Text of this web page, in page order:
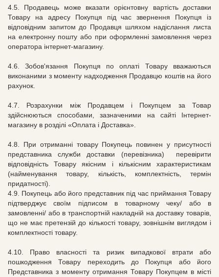
4.5.
Продавець може вказати орієнтовну вартість доставки
Товару на адресу Покупця під час звернення Покупця із
відповідним запитом до Продавця шляхом надіслання листа
на електронну пошту або при оформленні замовлення через
оператора інтернет-магазину.
4.6.
Зобов'язання Покупця по оплаті Товару вважаються
виконаними з моменту надходження Продавцю коштів на його
рахунок.
4.7.
Розрахунки між Продавцем і Покупцем за Товар
здійснюються способами, зазначеними на сайті
Інтернет-
магазину в розділі «Оплата і Доставка».
4.8.
При отриманні товару Покупець повинен у присутності
представника служби доставки (перевізника) перевірити
відповідність Товару якісним і кількісним характеристикам
(найменування товару, кількість, комплектність, термін
придатності).
4.9.
Покупець або його представник під час приймання Товару
підтверджує своїм підписом в товарному чеку/ або в
замовленні/ або в транспортній накладній на доставку товарів,
що не має претензій до кількості товару, зовнішнім виглядом і
комплектності товару.
4.10. Право власності та ризик випадкової втрати або
пошкодження Товару переходить до Покупця або його
Представника з моменту отримання Товару Покупцем в місті